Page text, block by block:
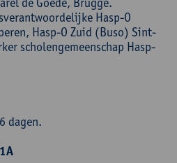
Hasp-O
Hasp-O Zuid (Buso) Sint-
scholengemeenschap Hasp-
dagen.